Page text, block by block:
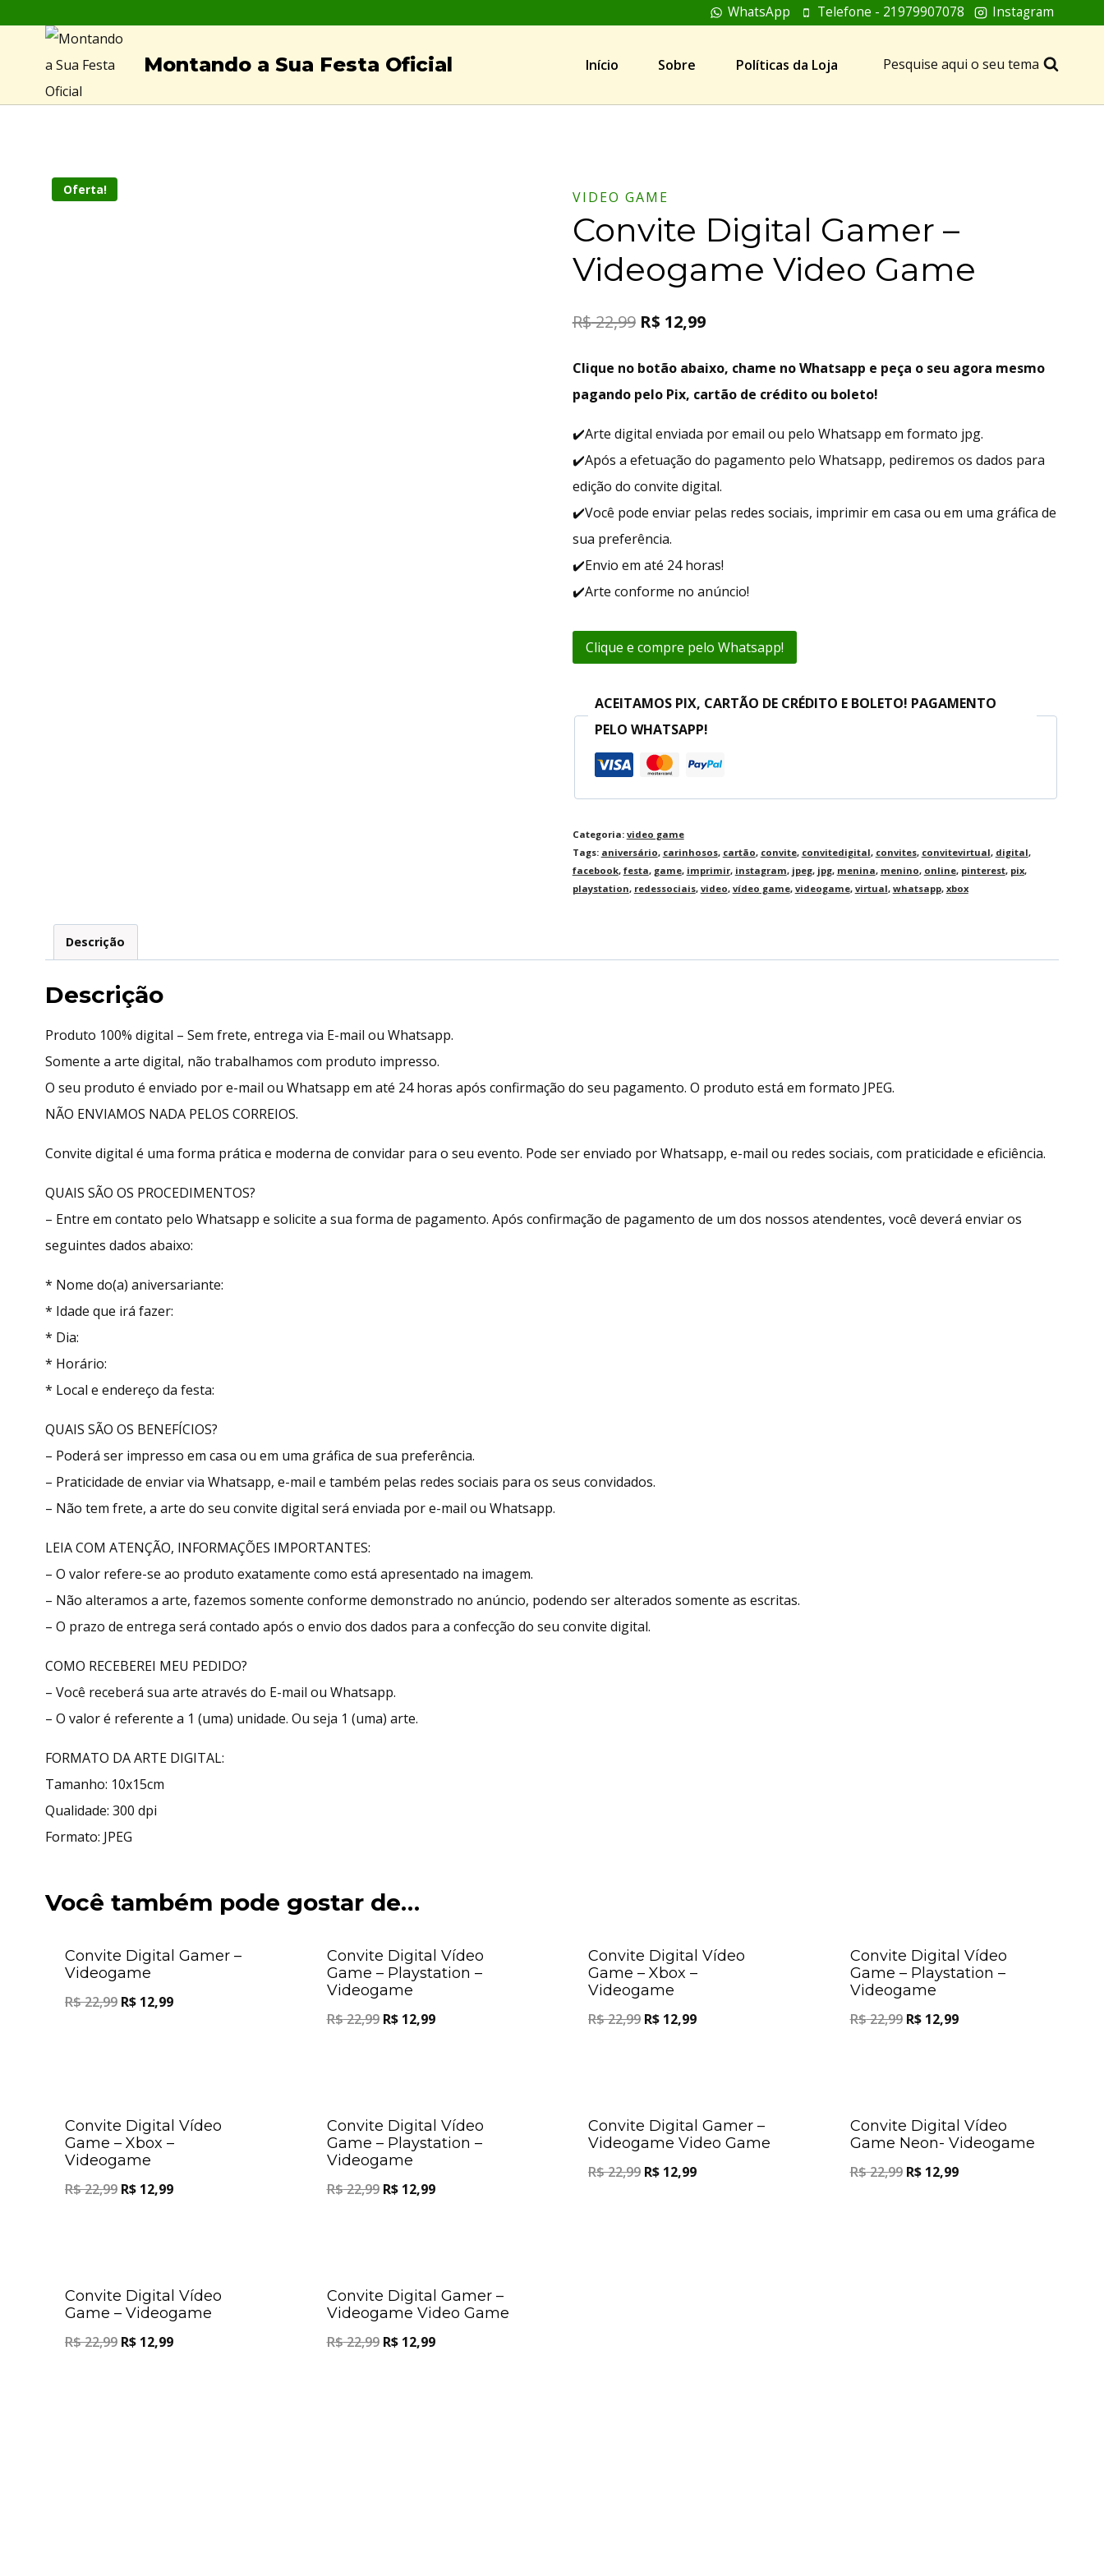
content
WhatsApp Telefone - 21979907078 Instagram
Montando a Sua Festa Oficial Início Sobre Políticas da Loja Pesquise aqui o seu tema
Oferta! VIDEO GAME
Convite Digital Gamer –
Videogame Video Game
R$22,99 R$ 12,99
Clique no botão abaixo, chame no Whatsapp e peça o seu agora mesmo
pagando pelo Pix, cartão de crédito ou boleto!
✔️Arte digital enviada por email ou pelo Whatsapp em formato jpg.
✔️Após a efetuação do pagamento pelo Whatsapp, pediremos os dados para
edição do convite digital.
✔️Você pode enviar pelas redes sociais, imprimir em casa ou em uma gráfica de
sua preferência.
✔️Envio em até 24 horas!
✔️Arte conforme no anúncio!
Clique e compre pelo Whatsapp!
ACEITAMOS PIX, CARTÃO DE CRÉDITO E BOLETO! PAGAMENTO
PELO WHATSAPP!
Categoria: video game
Tags: aniversário, carinhosos, cartão, convite, convitedigital, convites, convitevirtual, digital,
facebook, festa, game, imprimir, instagram, jpeg, jpg, menina, menino, online, pinterest, pix,
playstation, redessociais, video, vídeo game, videogame, virtual, whatsapp, xbox
Descrição
Descrição
Produto 100% digital – Sem frete, entrega via E-mail ou Whatsapp.
Somente a arte digital, não trabalhamos com produto impresso.
O seu produto é enviado por e-mail ou Whatsapp em até 24 horas após confirmação do seu pagamento. O produto está em formato JPEG.
NÃO ENVIAMOS NADA PELOS CORREIOS.
Convite digital é uma forma prática e moderna de convidar para o seu evento. Pode ser enviado por Whatsapp, e-mail ou redes sociais, com praticidade e eficiência.
QUAIS SÃO OS PROCEDIMENTOS?
– Entre em contato pelo Whatsapp e solicite a sua forma de pagamento. Após confirmação de pagamento de um dos nossos atendentes, você deverá enviar os
seguintes dados abaixo:
* Nome do(a) aniversariante:
* Idade que irá fazer:
* Dia:
* Horário:
* Local e endereço da festa:
QUAIS SÃO OS BENEFÍCIOS?
– Poderá ser impresso em casa ou em uma gráfica de sua preferência.
– Praticidade de enviar via Whatsapp, e-mail e também pelas redes sociais para os seus convidados.
– Não tem frete, a arte do seu convite digital será enviada por e-mail ou Whatsapp.
LEIA COM ATENÇÃO, INFORMAÇÕES IMPORTANTES:
– O valor refere-se ao produto exatamente como está apresentado na imagem.
– Não alteramos a arte, fazemos somente conforme demonstrado no anúncio, podendo ser alterados somente as escritas.
– O prazo de entrega será contado após o envio dos dados para a confecção do seu convite digital.
COMO RECEBEREI MEU PEDIDO?
– Você receberá sua arte através do E-mail ou Whatsapp.
– O valor é referente a 1 (uma) unidade. Ou seja 1 (uma) arte.
FORMATO DA ARTE DIGITAL:
Tamanho: 10x15cm
Qualidade: 300 dpi
Formato: JPEG
Você também pode gostar de…
Convite Digital Gamer –
Videogame
R$22,99 R$ 12,99
Convite Digital Vídeo
Game – Playstation –
Videogame
R$22,99 R$12,99
Convite Digital Vídeo
Game – Xbox –
Videogame
R$22,99 R$ 12,99
Convite Digital Vídeo
Game – Playstation –
Videogame
R$22,99 R$12,99
Convite Digital Vídeo
Game – Xbox –
Videogame
R$22,99 R$ 12,99
Convite Digital Vídeo
Game – Playstation –
Videogame
R$22,99 R$12,99
Convite Digital Gamer –
Videogame Video Game
R$22,99 R$ 12,99
Convite Digital Vídeo
Game Neon- Videogame
R$22,99 R$12,99
Convite Digital Vídeo
Game – Videogame
R$22,99 R$ 12,99
Convite Digital Gamer –
Videogame Video Game
R$22,99 R$12,99